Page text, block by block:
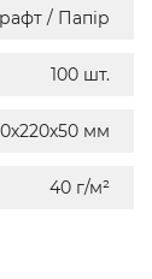
/ Папір
100 шт.
мм
40 г/м²